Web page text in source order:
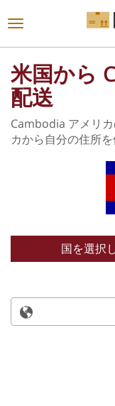
すべ
ナ
ー
シ
ョ
ン
を
米国から
配送
Cambodia アメリ
カから自分の住所
国を選択